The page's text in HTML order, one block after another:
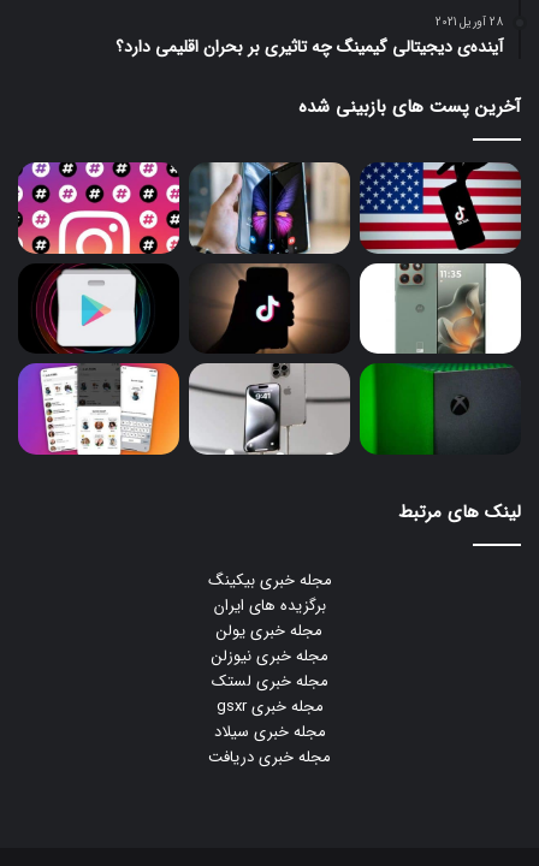
28 آوریل 2021
آینده‌ی دیجیتالی گیمینگ چه تاثیری بر بحران اقلیمی دارد؟
آخرین پست های بازبینی شده
لینک های مرتبط
مجله خبری بیکینگ
برگزیده های ایران
مجله خبری یولن
مجله خبری نیوزلن
مجله خبری لستک
مجله خبری gsxr
مجله خبری سیلاد
مجله خبری دریافت